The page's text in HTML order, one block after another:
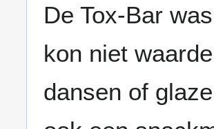
De Tox-Bar
kon niet
dansen of